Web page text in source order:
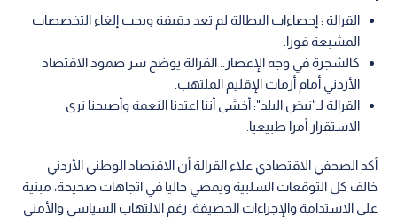
القرالة : إحصاءات البطالة لم تعد دقيقة ويجب إلغاء التخصصات
المشبعة فورا.
كالشجرة في وجه الإعصار.. القرالة يوضح سر صمود الاقتصاد
الأردني أمام أزمات الإقليم الملتهب.
القرالة لـ"نبض البلد": أخشى أننا اعتدنا النعمة وأصبحنا نرى
الاستقرار أمرا طبيعيا.
أكد الصحفي الاقتصادي علاء القرالة أن الاقتصاد الوطني الأردني
خالف كل التوقعات السلبية ويمضي حاليا في اتجاهات صحيحة، مبنية
على الاستدامة والإجراءات الحصيفة، رغم الالتهاب السياسي والأمني